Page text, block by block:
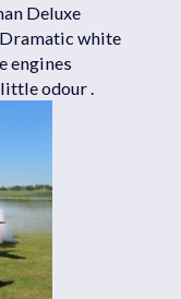
Deluxe
white
engines
odour .